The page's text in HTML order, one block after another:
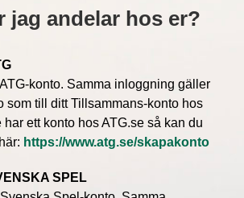
jag andelar hos er?
konto. Samma inloggning gäller
som till ditt Tillsammans-konto hos
har ett konto hos ATG.se så kan du
https://www.atg.se/skapakonto
SPEL